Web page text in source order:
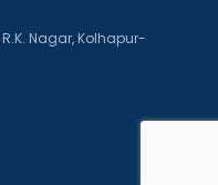
Nagar, Kolhapur-